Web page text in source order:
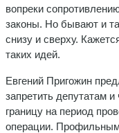
вопреки
законы. Но бывают и
снизу и сверху.
таких идей.
Евгений Пригожин
запретить депутатам
границу на период
операции.